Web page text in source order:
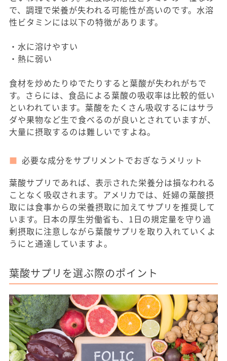
で、調理で栄養が失われる可能性が高いのです。水溶
性ビタミンには以下の特徴があります。
・水に溶けやすい
・熱に弱い
食材を炒めたりゆでたりすると葉酸が失われがちで
す。さらには、食品による葉酸の吸収率は比較的低い
といわれています。葉酸をたくさん吸収するにはサラ
ダや果物など生で食べるのが良いとされていますが、
大量に摂取するのは難しいですよね。
必要な成分をサプリメントでおぎなうメリット
葉酸サプリであれば、表示された栄養分は損なわれる
ことなく吸収されます。アメリカでは、妊婦の葉酸摂
取には食事からの栄養摂取に加えてサプリを推奨して
います。日本の厚生労働省も、1日の規定量を守り過
剰摂取に注意しながら葉酸サプリを取り入れていくよ
うにと通達していますよ。
葉酸サプリを選ぶ際のポイント